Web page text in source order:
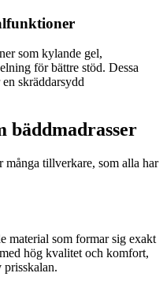
som kylande gel,
för bättre stöd. Dessa
skräddarsydd
bäddmadrasser
många tillverkare, som alla har
material som formar sig exakt
hög kvalitet och komfort,
prisskalan.